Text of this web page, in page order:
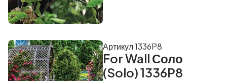
For Wall Соло
(Solo) 1336P8
Артикул 1336P8